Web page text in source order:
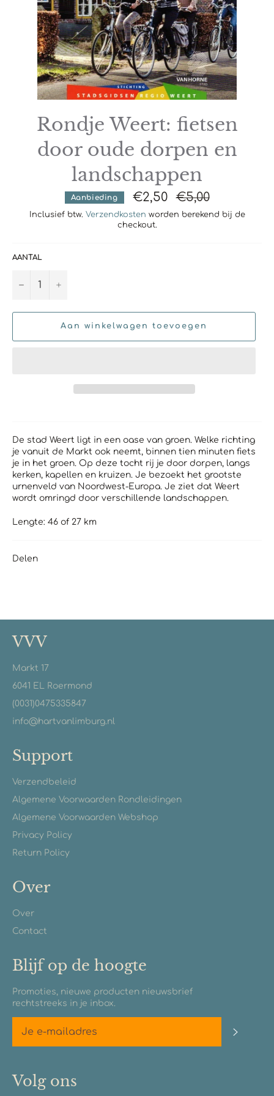
Rondje Weert: fietsen
door oude dorpen en
landschappen
Aanbieding €2,50
Normale
prijs
€5,00
Inclusief btw. Verzendkosten worden berekend bij de
checkout.
AANTAL
− +
Aan winkelwagen toevoegen
De stad Weert ligt in een oase van groen. Welke richting
je vanuit de Markt ook neemt, binnen tien minuten fiets
je in het groen. Op deze tocht rij je door dorpen, langs
kerken, kapellen en kruizen. Je bezoekt het grootste
urnenveld van Noordwest-Europa. Je ziet dat Weert
wordt omringd door verschillende landschappen.
Lengte: 46 of 27 km
Delen
VVV
Markt 17
6041 EL Roermond
(0031)0475335847
info@hartvanlimburg.nl
Support
Verzendbeleid
Algemene Voorwaarden Rondleidingen
Algemene Voorwaarden Webshop
Privacy Policy
Return Policy
Over
Over
Contact
Blijf op de hoogte
Promoties, nieuwe producten nieuwsbrief
rechtstreeks in je inbox.
Volg ons